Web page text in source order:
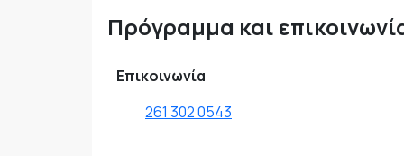
Πρόγραμμα και
Επικοινωνία
261 302 0543